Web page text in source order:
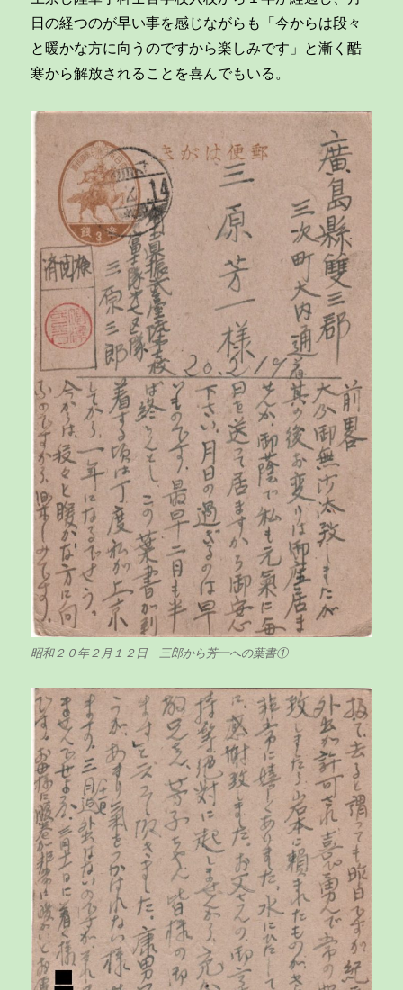
日の経つのが早い事を感じながらも「今からは段々
と暖かな方に向うのですから楽しみです」と漸く酷
寒から解放されることを喜んでもいる。
昭和２０年２月１２日 三郎から芳一への葉書①